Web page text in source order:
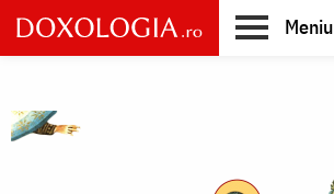
Skip
to
main
Meniu